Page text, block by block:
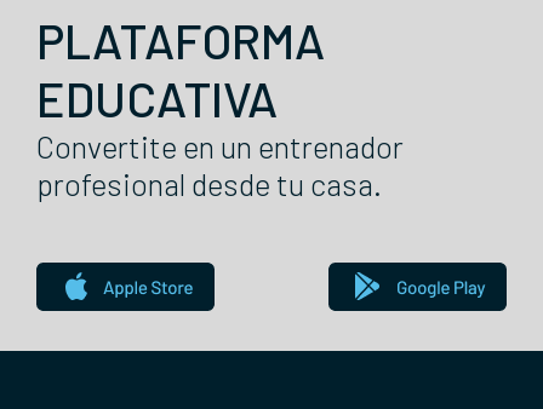
PLATAFORMA
EDUCATIVA
Convertite en un entrenador
profesional desde tu casa.